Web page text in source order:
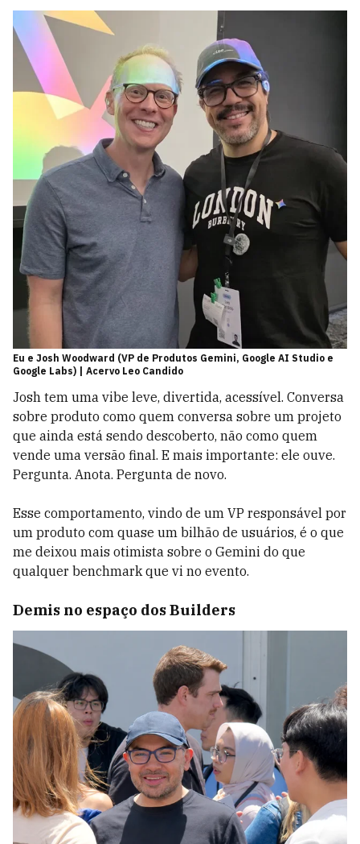
Eu e Josh Woodward (VP de Produtos Gemini, Google AI Studio e
Google Labs) | Acervo Leo Candido
Josh tem uma vibe leve, divertida, acessível. Conversa
sobre produto como quem conversa sobre um projeto
que ainda está sendo descoberto, não como quem
vende uma versão final. E mais importante: ele ouve.
Pergunta. Anota. Pergunta de novo.
Esse comportamento, vindo de um VP responsável por
um produto com quase um bilhão de usuários, é o que
me deixou mais otimista sobre o Gemini do que
qualquer benchmark que vi no evento.
Demis no espaço dos Builders